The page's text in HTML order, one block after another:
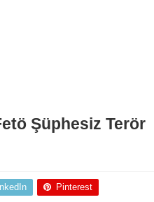
Şüphesiz Terör
Pinterest